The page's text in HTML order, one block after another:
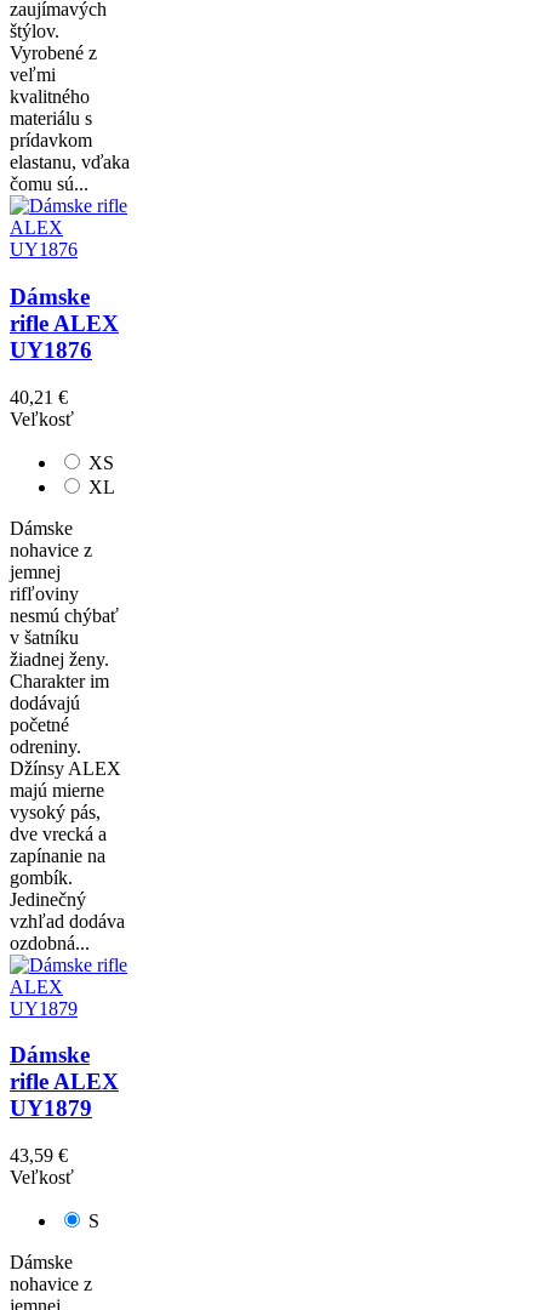
zaujímavých
štýlov.
Vyrobené z
veľmi
kvalitného
materiálu s
prídavkom
elastanu, vďaka
čomu sú...
Dámske
rifle ALEX
UY1876
40,21 €
Veľkosť
XS
XL
Dámske
nohavice z
jemnej
rifľoviny
nesmú chýbať
v šatníku
žiadnej ženy.
Charakter im
dodávajú
početné
odreniny.
Džínsy ALEX
majú mierne
vysoký pás,
dve vrecká a
zapínanie na
gombík.
Jedinečný
vzhľad dodáva
ozdobná...
Dámske
rifle ALEX
UY1879
43,59 €
Veľkosť
S
Dámske
nohavice z
jemnej